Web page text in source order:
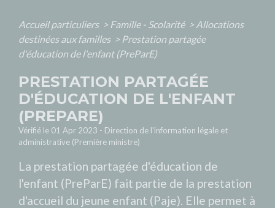
Accueil particuliers > Famille - Scolarité > Allocations
destinées aux familles > Prestation partagée
d'éducation de l'enfant (PreParE)
PRESTATION PARTAGÉE
D'ÉDUCATION DE L'ENFANT
(PREPARE)
Vérifié le 01 Apr 2023 - Direction de l'information légale et
administrative (Première ministre)
La prestation partagée d'éducation de
l'enfant (PreParE) fait partie de la prestation
d'accueil du jeune enfant (Paje). Elle permet à